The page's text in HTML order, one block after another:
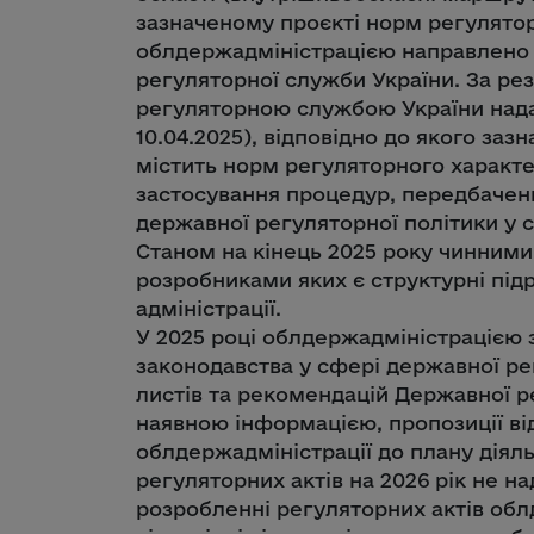
зазначеному проєкті норм
облдержадміністрацією
регуляторної служби України. За
регуляторною службою України
10.04.2025), відповідно до якого
містить норм регуляторного
застосування процедур,
державної регуляторної політики у
Станом на кінець 2025 року
розробниками яких є структурні
адміністрації.
У 2025 році
законодавства у сфері державної
листів та рекомендацій Державної
наявною інформацією, пропозиції
облдержадміністрації до плану
регуляторних актів на 2026 рік не
розробленні регуляторних актів